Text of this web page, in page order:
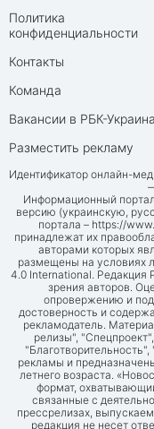
Политика
конфиденциальности
Контакты
Команда
Вакансии в РБК-Украина
Разместить рекламу
Идентификатор онлайн-
Информационный
версию (украинскую,
портала – https://
принадлежат их
авторами которых
размещены на условиях
4.0 International. Редакция
зрения авторов.
опровержению и
достоверность и
рекламодатель.
релизы",
рекламы и
летнего возраста.
формат,
связанные с
прессрелизах,
редакция не несет